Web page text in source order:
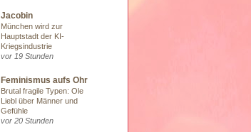
Jacobin
München wird zur
Hauptstadt der KI-
Kriegsindustrie
vor 19 Stunden
Feminismus aufs Ohr
Brutal fragile Typen: Ole
Liebl über Männer und
Gefühle
vor 20 Stunden